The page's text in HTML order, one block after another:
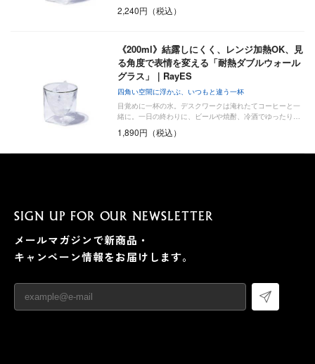
2,240円（税込）
《200ml》結露しにくく、レンジ加熱OK、見
る角度で表情を変える「耐熱ダブルウォール
グラス」｜RayES
四角い空間に浮かぶ、いつもと違う一杯
目覚めに一杯の水。デスクワークは淹れたてコーヒーと一
緒に。一日の終わりに、ビールや焼酎、冷酒でゆったり…
1,890円（税込）
SIGN UP FOR OUR NEWSLETTER
メールマガジンで新商品・
キャンペーン情報をお届けします。